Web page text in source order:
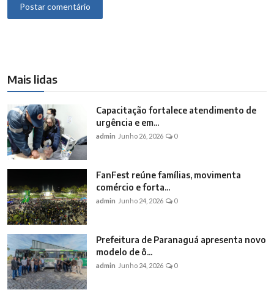
Postar comentário
Mais lidas
Capacitação fortalece atendimento de
urgência e em...
admin Junho 26, 2026 0
FanFest reúne famílias, movimenta
comércio e forta...
admin Junho 24, 2026 0
Prefeitura de Paranaguá apresenta novo
modelo de ô...
admin Junho 24, 2026 0